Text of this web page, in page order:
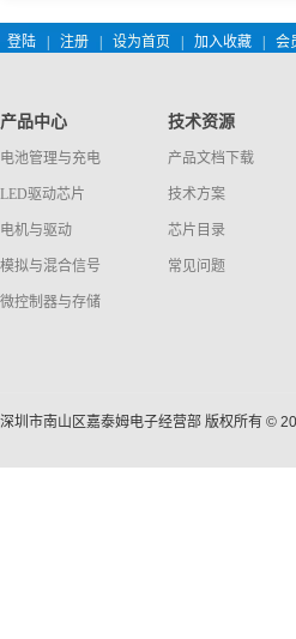
登陆 注册 设为首页 加入收藏 会
产品中心
电池管理与充电
LED驱动芯片
电机与驱动
模拟与混合信号
微控制器与存储
技术资源
产品文档下载
技术方案
芯片目录
常见问题
深圳市南山区嘉泰姆电子经营部 版权所有 ©